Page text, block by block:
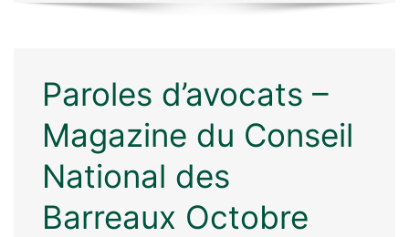
Paroles d’avocats –
Magazine du Conseil
National des
Barreaux Octobre